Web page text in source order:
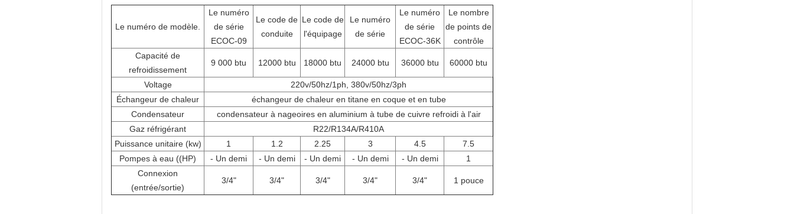
Le numéro de modèle.
Le numéro
de série
ECOC-09
Le code de
conduite
Le code de
l'équipage
Le numéro
de série
Le numéro
de série
ECOC-36K
Le nombre
de points de
contrôle
Capacité de
refroidissement
9 000 btu 12000 btu 18000 btu 24000 btu 36000 btu 60000 btu
Voltage
220v/50hz/1ph, 380v/50hz/3ph
Échangeur de chaleur
échangeur de chaleur en titane en coque et en tube
Condensateur
condensateur à nageoires en aluminium à tube de cuivre refroidi à l'air
Gaz réfrigérant
R22/R134A/R410A
Puissance unitaire (kw)
1 1.2 2.25 3 4.5
7.5
Pompes à eau ((HP)
- Un demi - Un demi - Un demi - Un demi - Un demi
1
Connexion
(entrée/sortie)
3/4" 3/4" 3/4" 3/4" 3/4" 1 pouce